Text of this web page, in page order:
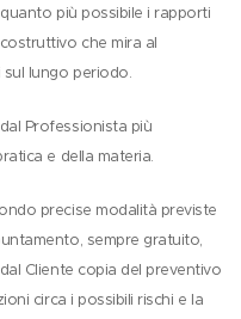
più possibile i rapporti
che mira al
lungo periodo.
Professionista più
e della materia.
precise modalità previste
sempre gratuito,
Cliente copia del preventivo
circa i possibili rischi e la